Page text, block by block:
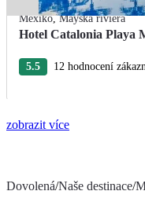
Mexiko,Mayská riviéra
Hotel Catalonia Playa
5.5
12 hodnocení
zobrazit více
Dovolená/Naše destinace/